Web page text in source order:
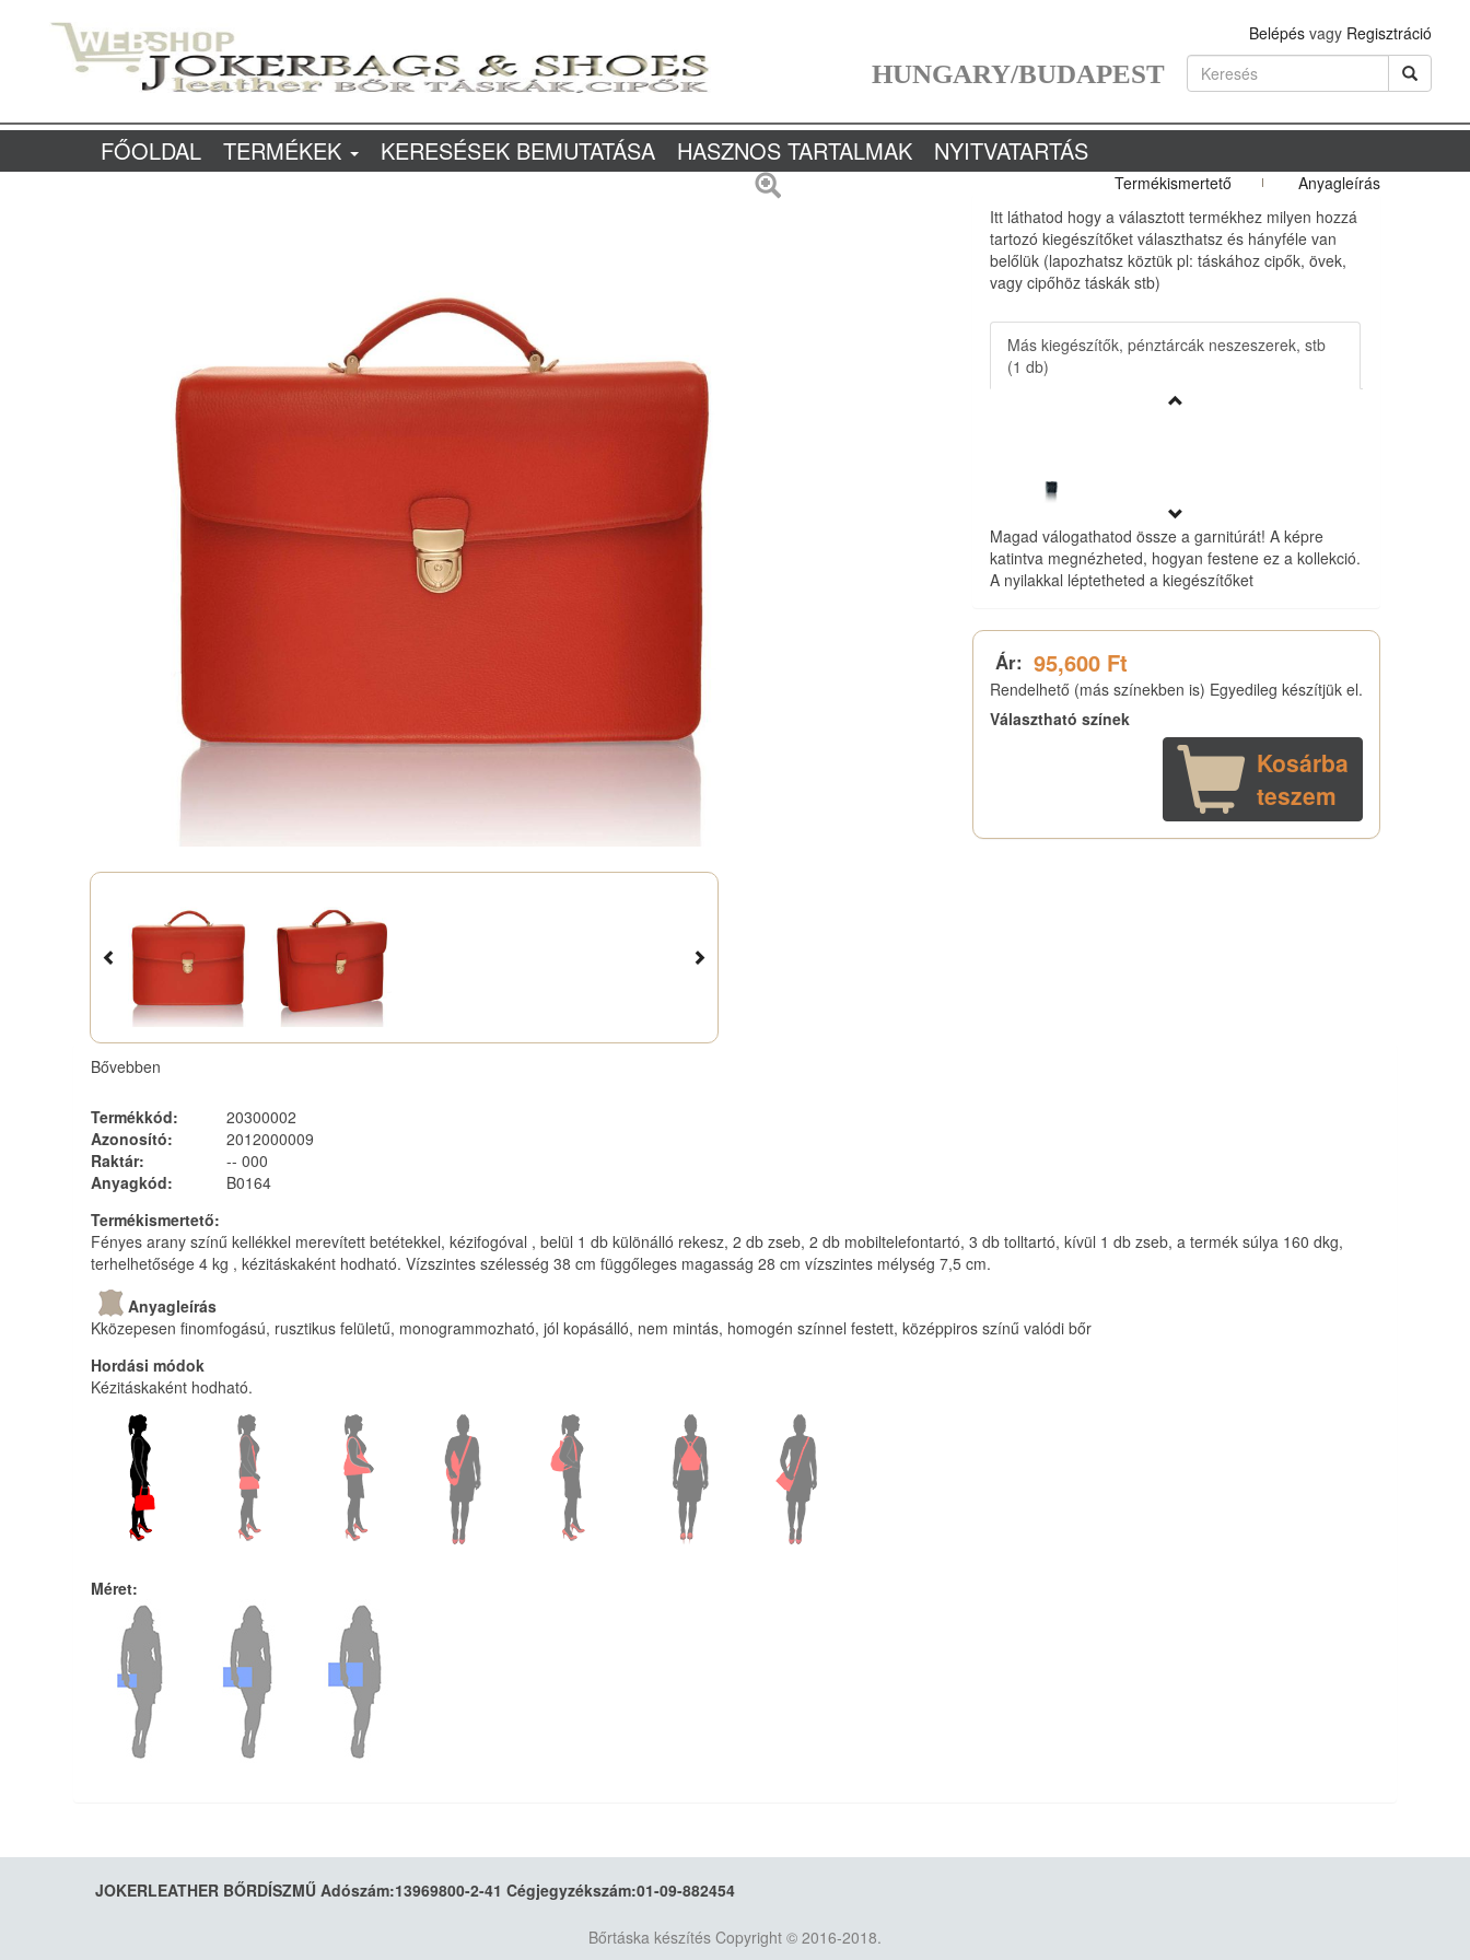
Belépés vagy Regisztráció
HUNGARY/BUDAPEST
FŐOLDAL TERMÉKEK KERESÉSEK BEMUTATÁSA HASZNOS TARTALMAK NYITVATARTÁS
Termékismertető
Anyagleírás
Itt láthatod hogy a választott termékhez milyen hozzá
tartozó kiegészítőket választhatsz és hányféle van
belőlük (lapozhatsz köztük pl: táskához cipők, övek,
vagy cipőhöz táskák stb)
Más kiegészítők, pénztárcák neszeszerek, stb
(1 db)
Magad válogathatod össze a garnitúrát! A képre
katintva megnézheted, hogyan festene ez a kollekció.
A nyilakkal léptetheted a kiegészítőket
Ár: 95,600 Ft
Rendelhető (más színekben is) Egyedileg készítjük el.
Választható színek
Kosárba
teszem
Bővebben
Termékkód:
20300002
Azonosító:
2012000009
Raktár:
-- 000
Anyagkód:
B0164
Termékismertető:
Fényes arany színű kellékkel merevített betétekkel, kézifogóval , belül 1 db különálló rekesz, 2 db zseb, 2 db mobiltelefontartó, 3 db tolltartó, kívül 1 db zseb, a termék súlya 160 dkg,
terhelhetősége 4 kg , kézitáskaként hodható. Vízszintes szélesség 38 cm függőleges magasság 28 cm vízszintes mélység 7,5 cm.
Anyagleírás
Kközepesen finomfogású, rusztikus felületű, monogrammozható, jól kopásálló, nem mintás, homogén színnel festett, középpiros színű valódi bőr
Hordási módok
Kézitáskaként hodható.
Méret:
JOKERLEATHER BŐRDÍSZMŰ Adószám:13969800-2-41 Cégjegyzékszám:01-09-882454
Bőrtáska készítés Copyright © 2016-2018.